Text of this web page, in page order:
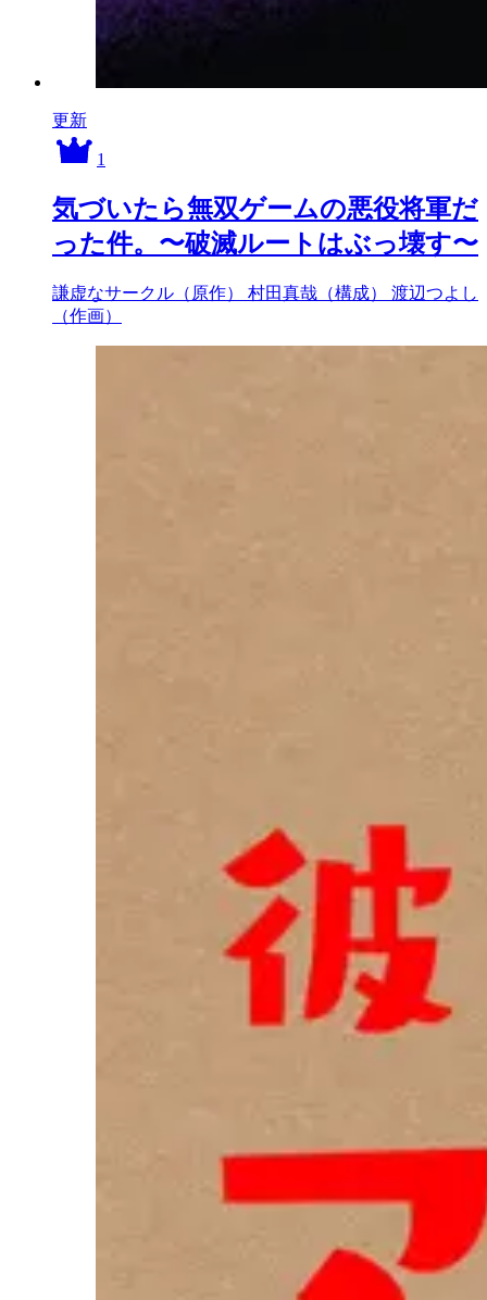
更新
1
気づいたら無双ゲームの悪役将軍だ
った件。〜破滅ルートはぶっ壊す〜
謙虚なサークル（原作） 村田真哉（構成） 渡辺つよし
（作画）